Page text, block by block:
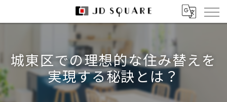
城東区での理想的な住み替えを
実現する秘訣とは？